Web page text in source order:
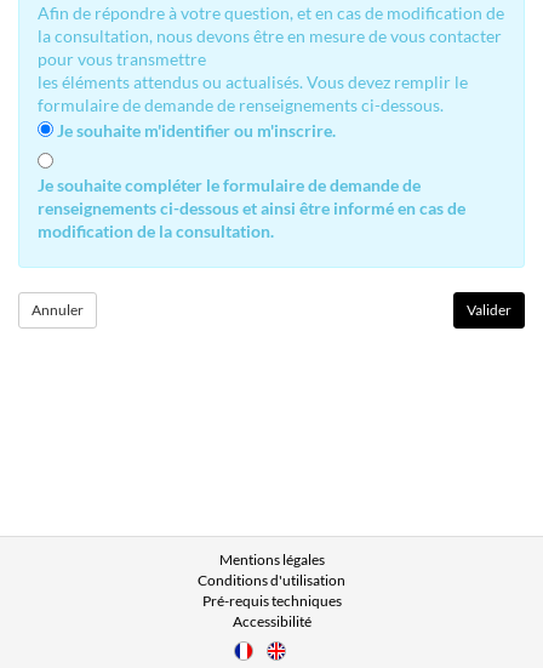
Afin de répondre à votre question, et en cas de modification de
la consultation, nous devons être en mesure de vous contacter
pour vous transmettre
les éléments attendus ou actualisés. Vous devez remplir le
formulaire de demande de renseignements ci-dessous.
Je souhaite m'identifier ou m'inscrire.
Je souhaite compléter le formulaire de demande de
renseignements ci-dessous et ainsi être informé en cas de
modification de la consultation.
Mentions légales
Conditions d'utilisation
Pré-requis techniques
Accessibilité